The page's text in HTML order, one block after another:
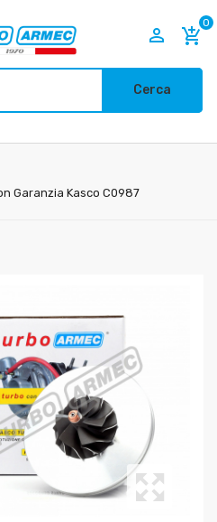
add_shopping_cart
0

Cerca
Garanzia Kasco C0987